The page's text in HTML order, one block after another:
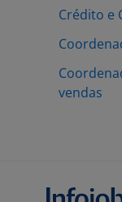
Crédito e
vendas